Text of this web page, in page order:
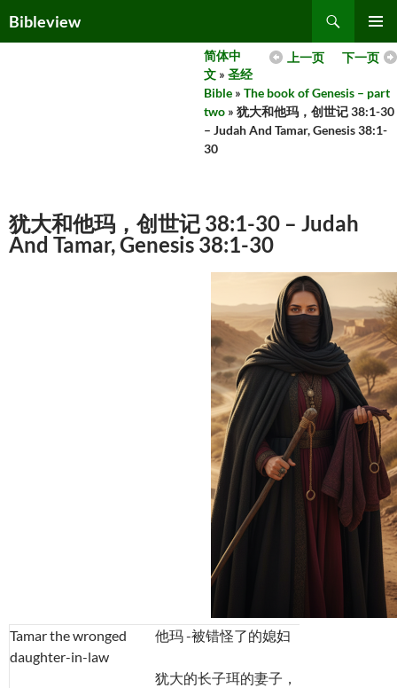
toBibleview
MENU
下一页
上一页
简体中
文 » 圣经
Bible » The book of Genesis – part
two » 犹大和他玛，创世记 38:1-30
– Judah And Tamar, Genesis 38:1-
30
犹大和他玛，创世记 38:1-30 – Judah
And Tamar, Genesis 38:1-30
Tamar the wronged
daughter-in-law
他玛 -被错怪了的媳妇
犹大的长子珥的妻子，